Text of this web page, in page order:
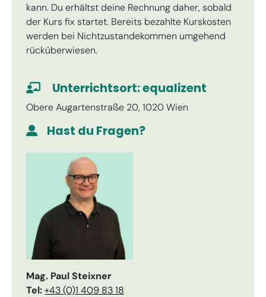
kann. Du erhältst deine Rechnung daher, sobald
der Kurs fix startet. Bereits bezahlte Kurskosten
werden bei Nichtzustandekommen umgehend
rücküberwiesen.
Unterrichtsort: equalizent
Obere Augartenstraße 20, 1020 Wien
Hast du Fragen?
Mag. Paul Steixner
Tel:+43 (0)1 409 83 18